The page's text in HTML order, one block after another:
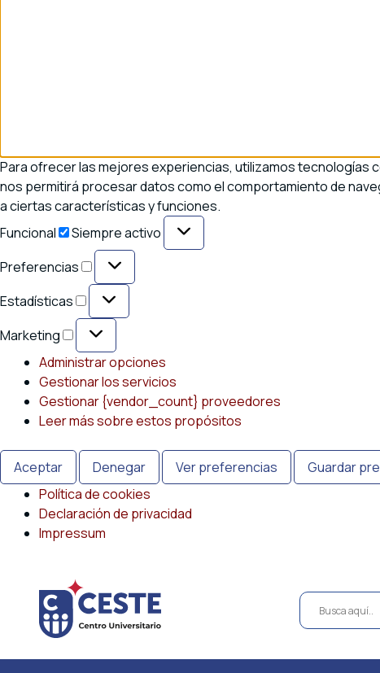
Para ofrecer las mejores experiencias, utilizamos tecnologías
nos permitirá procesar datos como el comportamiento de
a ciertas características y funciones.
Funcional
Funcional
Siempre activo
Preferencias
Preferencias
Estadísticas Estadísticas
Marketing
Marketing
Administrar opciones
Gestionar los servicios
Gestionar {vendor_count} proveedores
Leer más sobre estos propósitos
Aceptar Denegar Ver preferencias Guardar
Política de cookies
Declaración de privacidad
Impressum
contenido